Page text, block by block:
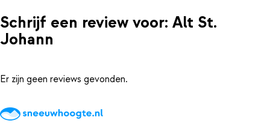
Schrijf een review voor: Alt St.
Johann
Er zijn geen reviews gevonden.